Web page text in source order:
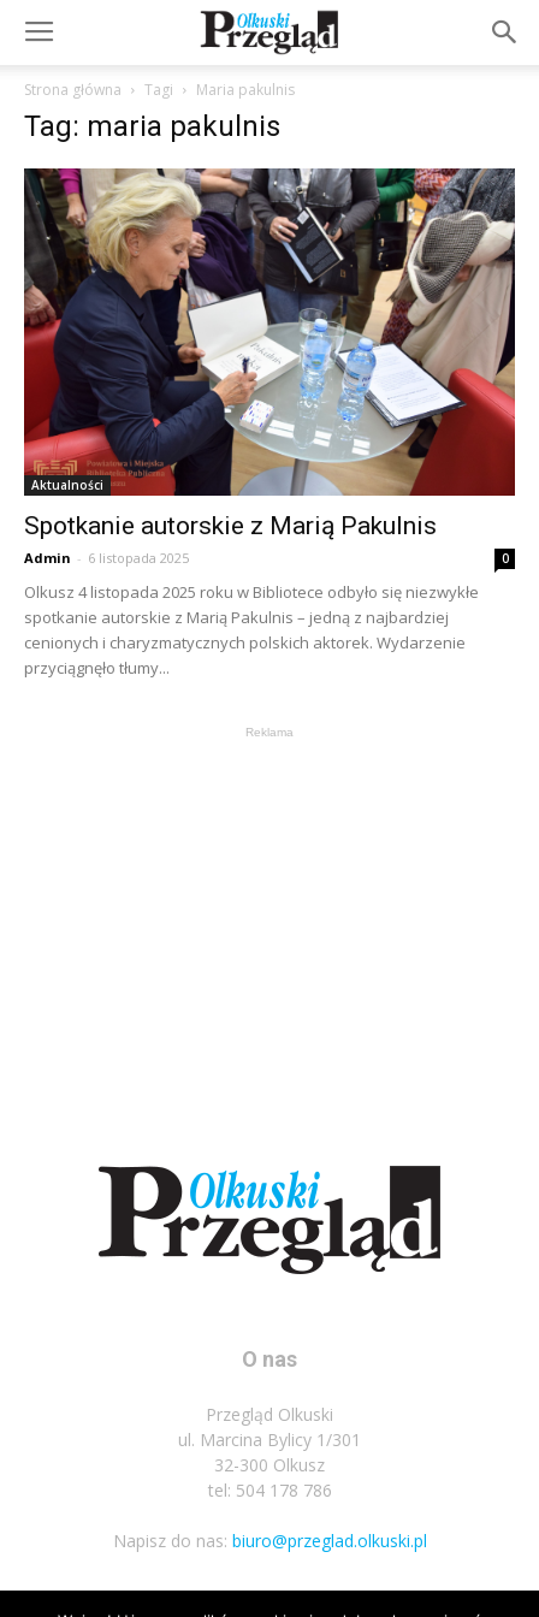
Strona główna Tagi Maria pakulnis
Tag: maria pakulnis
Aktualności
Spotkanie autorskie z Marią Pakulnis
Admin - 6 listopada 2025 0
Olkusz 4 listopada 2025 roku w Bibliotece odbyło się niezwykłe
spotkanie autorskie z Marią Pakulnis – jedną z najbardziej
cenionych i charyzmatycznych polskich aktorek. Wydarzenie
przyciągnęło tłumy...
Reklama
O nas
Przegląd Olkuski
ul. Marcina Bylicy 1/301
32-300 Olkusz
tel: 504 178 786
Napisz do nas: biuro@przeglad.olkuski.pl